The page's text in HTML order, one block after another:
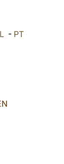
- PT